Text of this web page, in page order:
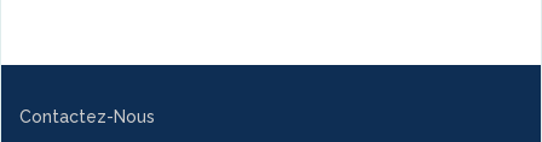
Contactez-Nous